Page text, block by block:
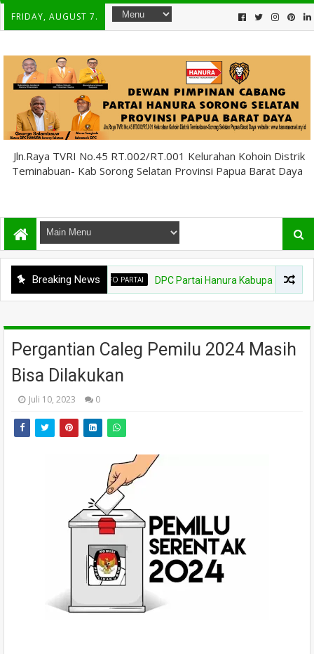
FRIDAY, AUGUST 7.
Jln.Raya TVRI No.45 RT.002/RT.001 Kelurahan Kohoin Distrik
Teminabuan- Kab Sorong Selatan Provinsi Papua Barat Daya
Breaking News
INFO PARTAI DPC Partai Hanura Kabupaten Sorong Selatan
Pergantian Caleg Pemilu 2024 Masih
Bisa Dilakukan
Juli 10, 2023 0